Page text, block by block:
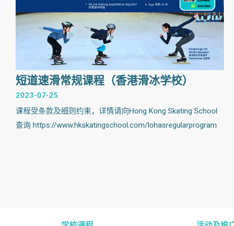
短道速滑常规课程（香港滑冰学校）
2023-07-25
课程受条款及细则约束，详情请向Hong Kong Skating School
查询 https://www.hkskatingschool.com/lohasregularprogram